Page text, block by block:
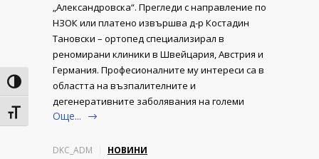
Toggle High Contrast
Toggle Font size
„Александровска“. Прегледи с направление по
НЗОК или платено извършва д-р Костадин
Тановски – ортопед специализирал в
реномирани клиники в Швейцария, Австрия и
Германия. Професионалните му интереси са в
областта на възпалителните и
дегенеративните заболявания на големи
Още...
DKC_ADM НОВИНИ